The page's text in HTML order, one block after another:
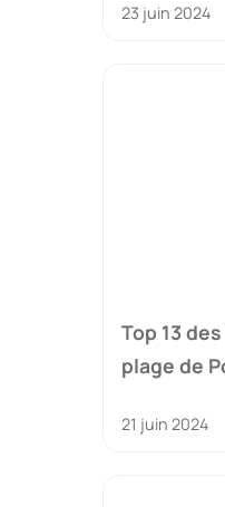
23 juin 2024
Top 13
plage de
21 juin 2024